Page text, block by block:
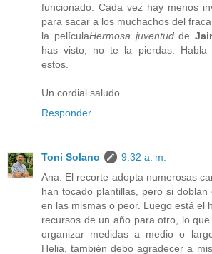
funcionado. Cada vez hay menos
para sacar a los muchachos del
la películaHermosa juventudde
has visto, no te la pierdas. Habla
estos.
Un cordial saludo.
Responder
Toni Solano
9:32 a. m.
Ana: El recorte adopta numerosas
han tocado plantillas, pero si
en las mismas o peor. Luego está el
recursos de un año para otro, lo
organizar medidas a medio o
Helia, también debo agradecer a